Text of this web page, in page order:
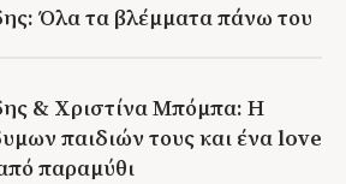
Όλα τα βλέμματα πάνω του
& Χριστίνα Μπόμπα: Η
παιδιών τους και ένα love
παραμύθι